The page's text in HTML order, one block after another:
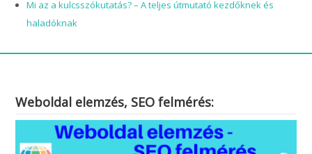
Mi az a kulcsszókutatás? – A teljes útmutató kezdőknek és
haladóknak
Weboldal elemzés, SEO felmérés: